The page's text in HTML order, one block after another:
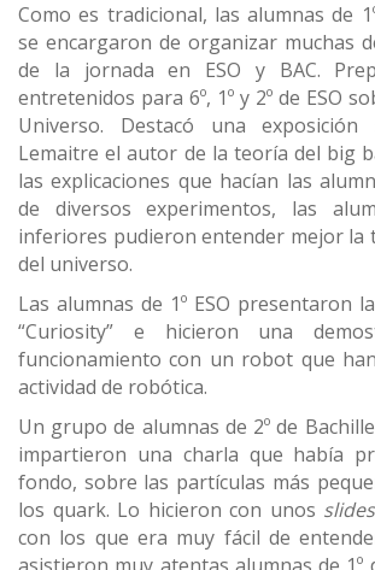
Como es tradicional, las alumnas de
se encargaron de organizar muchas
de la jornada en ESO y BAC.
entretenidos para 6º, 1º y 2º de ESO
Universo. Destacó una exposición
Lemaitre el autor de la teoría del big
las explicaciones que hacían las
de diversos experimentos, las
inferiores pudieron entender mejor la
del universo.
Las alumnas de 1º ESO presentaron
“Curiosity” e hicieron una
funcionamiento con un robot que
actividad de robótica.
Un grupo de alumnas de 2º de
impartieron una charla que había
fondo, sobre las partículas más
los quark. Lo hicieron con unos slides
con los que era muy fácil de